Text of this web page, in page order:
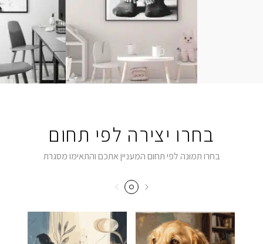
בחרו יצירה לפי תחום
בחרו תמונה לפי תחום המעניין אתכם והתאימו מסגרת